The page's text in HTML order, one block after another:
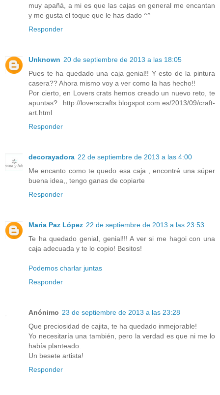
muy apañá, a mi es que las cajas en general me encantan
y me gusta el toque que le has dado ^^
Responder
Unknown 20 de septiembre de 2013 a las 18:05
Pues te ha quedado una caja genial!! Y esto de la pintura
casera?? Ahora mismo voy a ver como la has hecho!!
Por cierto, en Lovers crats hemos creado un nuevo reto, te
apuntas? http://loverscrafts.blogspot.com.es/2013/09/craft-
art.html
Responder
decorayadora 22 de septiembre de 2013 a las 4:00
Me encanto como te quedo esa caja , encontré una súper
buena idea,, tengo ganas de copiarte
Responder
Maria Paz López 22 de septiembre de 2013 a las 23:53
Te ha quedado genial, genial!!! A ver si me hagoi con una
caja adecuada y te lo copio! Besitos!
Podemos charlar juntas
Responder
Anónimo 23 de septiembre de 2013 a las 23:28
Que preciosidad de cajita, te ha quedado inmejorable!
Yo necesitaría una también, pero la verdad es que ni me lo
había planteado.
Un besete artista!
Responder